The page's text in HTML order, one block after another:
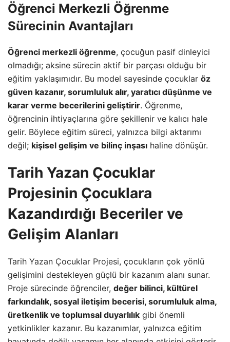
Öğrenci Merkezli Öğrenme
Sürecinin Avantajları
Öğrenci merkezli öğrenme, çocuğun pasif dinleyici
olmadığı; aksine sürecin aktif bir parçası olduğu bir
eğitim yaklaşımıdır. Bu model sayesinde çocuklar öz
güven kazanır, sorumluluk alır, yaratıcı düşünme ve
karar verme becerilerini geliştirir. Öğrenme,
öğrencinin ihtiyaçlarına göre şekillenir ve kalıcı hale
gelir. Böylece eğitim süreci, yalnızca bilgi aktarımı
değil; kişisel gelişim ve bilinç inşası haline dönüşür.
Tarih Yazan Çocuklar
Projesinin Çocuklara
Kazandırdığı Beceriler ve
Gelişim Alanları
Tarih Yazan Çocuklar Projesi, çocukların çok yönlü
gelişimini destekleyen güçlü bir kazanım alanı sunar.
Proje sürecinde öğrenciler, değer bilinci, kültürel
farkındalık, sosyal iletişim becerisi, sorumluluk alma,
üretkenlik ve toplumsal duyarlılık gibi önemli
yetkinlikler kazanır. Bu kazanımlar, yalnızca eğitim